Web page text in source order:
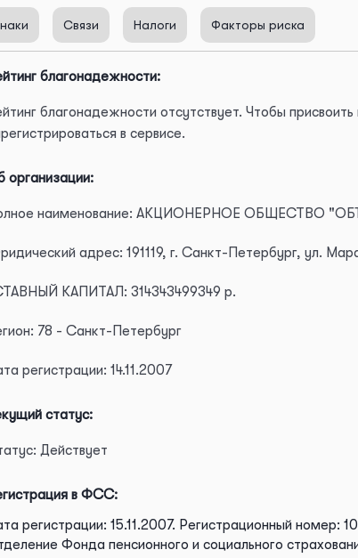
Связи Налоги Факторы риска
благонадежности:
благонадежности отсутствует. Чтобы
в сервисе.
организации:
наименование: АКЦИОНЕРНОЕ ОБЩЕСТВО
адрес: 191119, г. Санкт-Петербург, ул.
КАПИТАЛ: 314343499349 р.
78 - Санкт-Петербург
регистрации: 14.11.2007
статус:
Действует
в ФСС:
регистрации: 15.11.2007. Регистрационный номер:
Фонда пенсионного и социального